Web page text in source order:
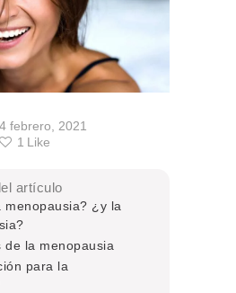
4 febrero, 2021
1 Like
artículo
menopausia? ¿y la
de la menopausia
para la